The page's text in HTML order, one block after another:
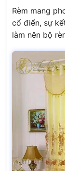
Rèm mang
cổ điển, sự
làm nên bộ